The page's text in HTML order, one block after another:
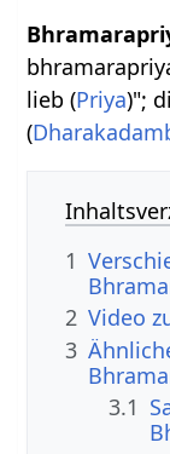
lieb (Priya)";
(
1
2 Video
3
3.1